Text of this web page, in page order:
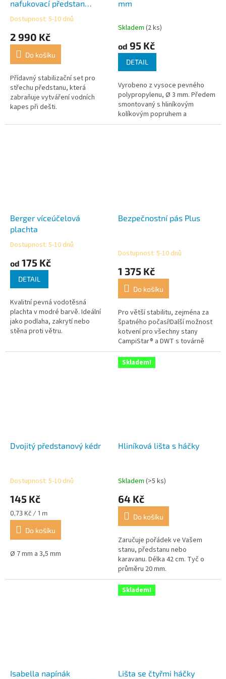
nafukovací předstan
Sirmione-L 400
Průměrné
produktu
5,0
5
hvězdiček.
Dostupnost: 5-10 dnů
2 990 Kč
Do košíku
Přídavný stabilizační set pro
střechu předstanu, která
zabraňuje vytváření vodních
kapes při dešti.
mm
Skladem (2 ks)
od 95 Kč
DETAIL
Vyrobeno z vysoce pevného
polypropylenu, Ø 3 mm. Předem
smontovaný s hliníkovým
kolíkovým popruhem a
hliníkovým napínákem se třemi
Berger víceúčelová
plachta
Průměrné
produktu
5
hvězdiček.
Dostupnost: 5-10 dnů
od 175 Kč
DETAIL
Kvalitní pevná vodotěsná
plachta v modré barvě. Ideální
jako podlaha, zakrytí nebo
stěna proti větru.
Bezpečnostní pás Plus
Dostupnost: 5-10 dnů
1 375 Kč
Do košíku
Pro větší stabilitu, zejména za
špatného počasí!Další možnost
kotvení pro všechny stany
CampiStar® a DWT s továrně
namontovanými přezkami.
Dvojitý předstanový kédr
Dostupnost: 5-10 dnů
145 Kč
Měrná
cena:
0,73 Kč / 1 m
Do košíku
Ø 7 mm a 3,5 mm
Skladem!
Hliníková lišta s háčky
Skladem (>5 ks)
64 Kč
Do košíku
Zaručuje pořádek ve Vašem
stanu, předstanu nebo
karavanu. Délka 42 cm. Tyč o
průměru 20 mm.
Isabella napínák
Skladem!
Lišta se čtyřmi háčky